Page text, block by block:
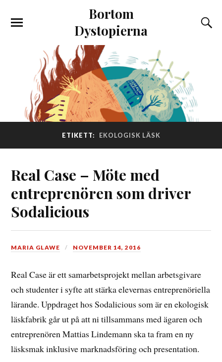
Bortom
Dystopierna
ETIKETT: EKOLOGISK LÄSK
Real Case – Möte med
entreprenören som driver
Sodalicious
MARIA GLAWE NOVEMBER 14, 2016
Real Case är ett samarbetsprojekt mellan arbetsgivare
och studenter i syfte att stärka elevernas entreprenöriella
lärande. Uppdraget hos Sodalicious som är en ekologisk
läskfabrik går ut på att ni tillsammans med ägaren och
entreprenören Mattias Lindemann ska ta fram en ny
läsksmak inklusive marknadsföring och presentation.